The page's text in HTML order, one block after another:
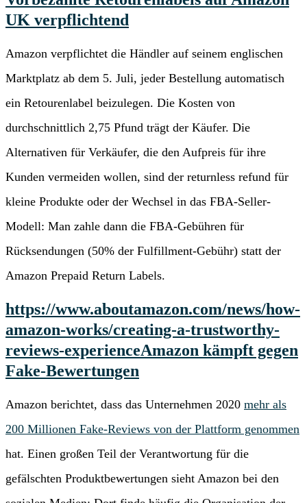
UK verpflichtend
Amazon verpflichtet die Händler auf seinem englischen
Marktplatz ab dem 5. Juli, jeder Bestellung automatisch
ein Retourenlabel beizulegen. Die Kosten von
durchschnittlich 2,75 Pfund trägt der Käufer. Die
Alternativen für Verkäufer, die den Aufpreis für ihre
Kunden vermeiden wollen, sind der returnless refund für
kleine Produkte oder der Wechsel in das FBA-Seller-
Modell: Man zahle dann die FBA-Gebühren für
Rücksendungen (50% der Fulfillment-Gebühr) statt der
Amazon Prepaid Return Labels.
https://www.aboutamazon.com/news/how-
amazon-works/creating-a-trustworthy-
reviews-experienceAmazon kämpft gegen
Fake-Bewertungen
Amazon berichtet, dass das Unternehmen 2020 mehr als
200 Millionen Fake-Reviews von der Plattform genommen
hat. Einen großen Teil der Verantwortung für die
gefälschten Produktbewertungen sieht Amazon bei den